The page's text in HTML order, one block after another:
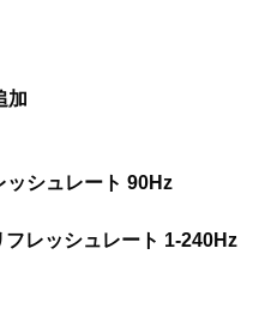
加
ッシュレート 90Hz
レッシュレート 1-240Hz